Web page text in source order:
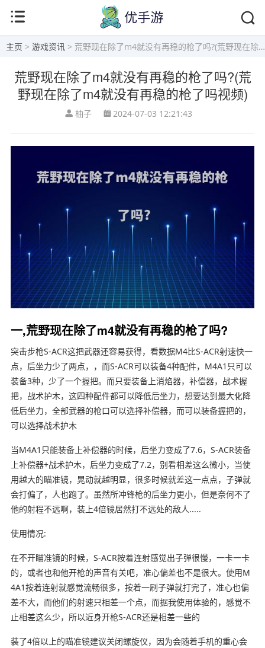
主页 > 游戏资讯 > 荒野现在除了m4就没有再稳的枪了吗?(荒野现在除了m4就没有再稳的枪了吗视频)
荒野现在除了m4就没有再稳的枪了吗?(荒
野现在除了m4就没有再稳的枪了吗视频)
柚子 2024-07-03 12:21:43
一,荒野现在除了m4就没有再稳的枪了吗?
突击步枪S-ACR这把武器还容易获得，看数据M4比S-ACR射速快一
点，后坐力少了两点，，而S-ACR可以装备4种配件，M4A1只可以
装备3种，少了一个握把。而只要装备上消焰器，补偿器，战术握
把，战术护木，这四种配件都可以降低后坐力，想要达到最大化降
低后坐力，全部武器的枪口可以选择补偿器，而可以装备握把的，
可以选择战术护木
当M4A1只能装备上补偿器的时候，后坐力变成了7.6，S-ACR装备
上补偿器+战术护木，后坐力变成了7.2，别看相差这么微小，当使
用越大的瞄准镜，晃动就越明显，很多时候就差这一点点，子弹就
会打偏了，人也跑了。虽然所冲锋枪的后坐力更小，但是奈何不了
他的射程不远啊，装上4倍镜居然打不远处的敌人.....
使用情况:
在不开瞄准镜的时候，S-ACR按着连射感觉出子弹很慢，一卡一卡
的，或者也和他开枪的声音有关吧，准心偏差也不是很大。使用M
4A1按着连射就感觉流畅很多，按着一刷子弹就打完了，准心也偏
差不大，而他们的射速只相差一个点，而据我使用体验的，感觉不
止相差这么少，所以近身开枪S-ACR还是相差一些的
装了4倍以上的瞄准镜建议关闭螺旋仪，因为会随着手机的重心会